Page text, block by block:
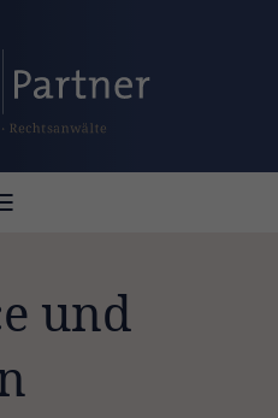
und